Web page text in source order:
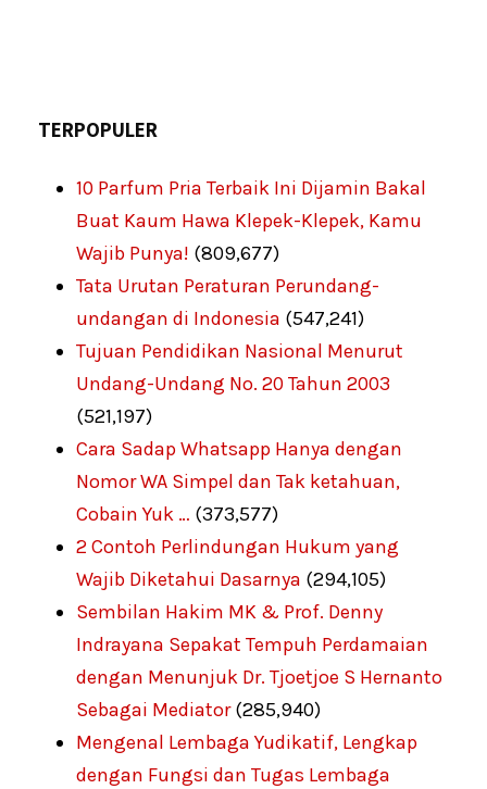
TERPOPULER
10 Parfum Pria Terbaik Ini Dijamin Bakal
Buat Kaum Hawa Klepek-Klepek, Kamu
Wajib Punya! (809,677)
Tata Urutan Peraturan Perundang-
undangan di Indonesia (547,241)
Tujuan Pendidikan Nasional Menurut
Undang-Undang No. 20 Tahun 2003
(521,197)
Cara Sadap Whatsapp Hanya dengan
Nomor WA Simpel dan Tak ketahuan,
Cobain Yuk … (373,577)
2 Contoh Perlindungan Hukum yang
Wajib Diketahui Dasarnya (294,105)
Sembilan Hakim MK & Prof. Denny
Indrayana Sepakat Tempuh Perdamaian
dengan Menunjuk Dr. Tjoetjoe S Hernanto
Sebagai Mediator (285,940)
Mengenal Lembaga Yudikatif, Lengkap
dengan Fungsi dan Tugas Lembaga